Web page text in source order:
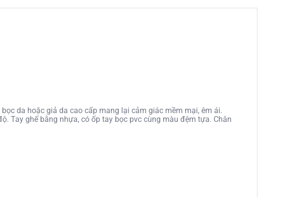
da hoặc giả da cao cấp mang lại cảm giác mềm mại, êm ái.
Tay ghế bằng nhựa, có ốp tay bọc pvc cùng màu đệm tựa. Chân